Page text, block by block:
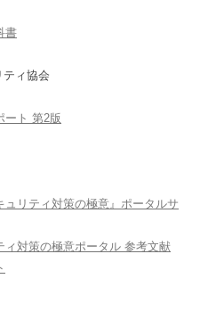
書
ィ協会
ート 第2版
ュリティ対策の極意』ポータルサ
対策の極意ポータル 参考文献